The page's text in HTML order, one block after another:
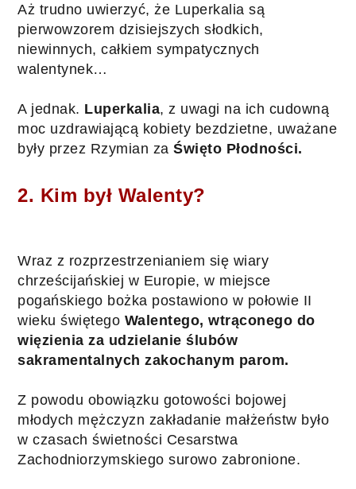
Aż trudno uwierzyć, że Luperkalia są
pierwowzorem dzisiejszych słodkich,
niewinnych, całkiem sympatycznych
walentynek…
A jednak. Luperkalia, z uwagi na ich cudowną
moc uzdrawiającą kobiety bezdzietne, uważane
były przez Rzymian za Święto Płodności.
2. Kim był Walenty?
Wraz z rozprzestrzenianiem się wiary
chrześcijańskiej w Europie, w miejsce
pogańskiego bożka postawiono w połowie II
wieku świętego Walentego, wtrąconego do
więzienia za udzielanie ślubów
sakramentalnych zakochanym parom.
Z powodu obowiązku gotowości bojowej
młodych mężczyzn zakładanie małżeństw było
w czasach świetności Cesarstwa
Zachodniorzymskiego surowo zabronione.